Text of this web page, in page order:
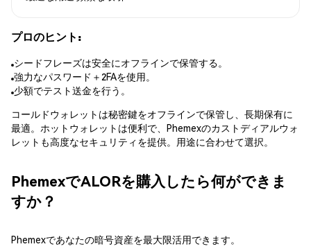
プロのヒント:
シードフレーズは安全にオフラインで保管する。
強力なパスワード＋2FAを使用。
少額でテスト送金を行う。
コールドウォレットは秘密鍵をオフラインで保管し、長期保有に
最適。ホットウォレットは便利で、Phemexのカストディアルウォ
レットも高度なセキュリティを提供。用途に合わせて選択。
PhemexでALORを購入したら何ができま
すか？
Phemexであなたの暗号資産を最大限活用できます。